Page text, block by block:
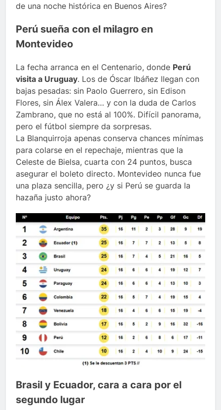
de una noche histórica en Buenos Aires?
Perú sueña con el milagro en
Montevideo
La fecha arranca en el Centenario, donde Perú
visita a Uruguay. Los de Óscar Ibáñez llegan con
bajas pesadas: sin Paolo Guerrero, sin Edison
Flores, sin Álex Valera… y con la duda de Carlos
Zambrano, que no está al 100%. Difícil panorama,
pero el fútbol siempre da sorpresas.
La Blanquirroja apenas conserva chances mínimas
para colarse en el repechaje, mientras que la
Celeste de Bielsa, cuarta con 24 puntos, busca
asegurar el boleto directo. Montevideo nunca fue
una plaza sencilla, pero ¿y si Perú se guarda la
hazaña justo ahora?
Brasil y Ecuador, cara a cara por el
segundo lugar